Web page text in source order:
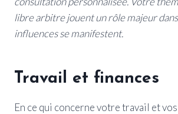
libre arbitre jouent un rôle majeur
influences se manifestent.
Travail et finances
En ce qui concerne votre travail et